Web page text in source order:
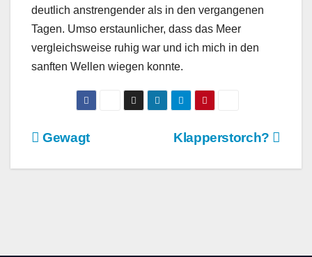
deutlich anstrengender als in den vergangenen
Tagen. Umso erstaunlicher, dass das Meer
vergleichsweise ruhig war und ich mich in den
sanften Wellen wiegen konnte.
BeitragsnavigationKlapperstorch?
Gewagt